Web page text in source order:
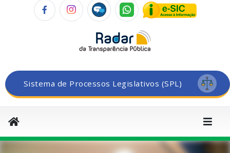
Sistema de Processos Legislativos (SPL)